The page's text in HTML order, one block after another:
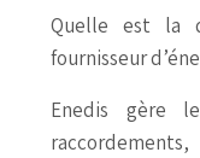
Quelle est la
fournisseur
Enedis gère